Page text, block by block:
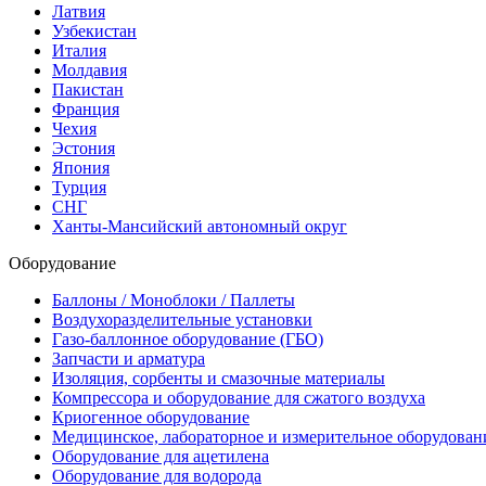
Латвия
Узбекистан
Италия
Молдавия
Пакистан
Франция
Чехия
Эстония
Япония
Турция
СНГ
Ханты-Мансийский автономный округ
Оборудование
Баллоны / Моноблоки / Паллеты
Воздухоразделительные установки
Газо-баллонное оборудование (ГБО)
Запчасти и арматура
Изоляция, сорбенты и смазочные материалы
Компрессора и оборудование для сжатого воздуха
Криогенное оборудование
Медицинское, лабораторное и измерительное
Оборудование для ацетилена
Оборудование для водорода